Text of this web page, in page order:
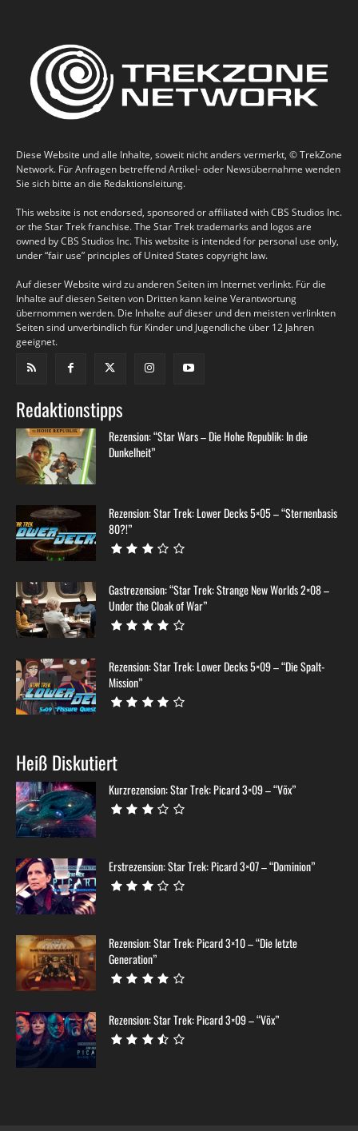
Diese Website und alle Inhalte, soweit nicht anders vermerkt, © TrekZone
Network. Für Anfragen betreffend Artikel- oder Newsübernahme wenden
Sie sich bitte an die Redaktionsleitung.
This website is not endorsed, sponsored or affiliated with CBS Studios Inc.
or the Star Trek franchise. The Star Trek trademarks and logos are
owned by CBS Studios Inc. This website is intended for personal use only,
under “fair use” principles of United States copyright law.
Auf dieser Website wird zu anderen Seiten im Internet verlinkt. Für die
Inhalte auf diesen Seiten von Dritten kann keine Verantwortung
übernommen werden. Die Inhalte auf dieser und den meisten verlinkten
Seiten sind unverbindlich für Kinder und Jugendliche über 12 Jahren
geeignet.
Redaktionstipps
Rezension: “Star Wars – Die Hohe Republik: In die
Dunkelheit”
Rezension: Star Trek: Lower Decks 5×05 – “Sternenbasis
80?!”
Gastrezension: “Star Trek: Strange New Worlds 2×08 –
Under the Cloak of War”
Rezension: Star Trek: Lower Decks 5×09 – “Die Spalt-
Mission”
Heiß Diskutiert
Kurzrezension: Star Trek: Picard 3×09 – “Võx”
Erstrezension: Star Trek: Picard 3×07 – “Dominion”
Rezension: Star Trek: Picard 3×10 – “Die letzte
Generation”
Rezension: Star Trek: Picard 3×09 – “Võx”